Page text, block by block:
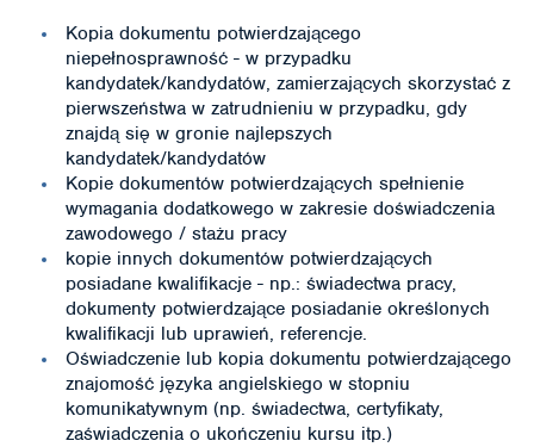
Kopia dokumentu potwierdzającego
niepełnosprawność - w przypadku
kandydatek/kandydatów, zamierzających skorzystać z
pierwszeństwa w zatrudnieniu w przypadku, gdy
znajdą się w gronie najlepszych
kandydatek/kandydatów
Kopie dokumentów potwierdzających spełnienie
wymagania dodatkowego w zakresie doświadczenia
zawodowego / stażu pracy
kopie innych dokumentów potwierdzających
posiadane kwalifikacje - np.: świadectwa pracy,
dokumenty potwierdzające posiadanie określonych
kwalifikacji lub uprawień, referencje.
Oświadczenie lub kopia dokumentu potwierdzającego
znajomość języka angielskiego w stopniu
komunikatywnym (np. świadectwa, certyfikaty,
zaświadczenia o ukończeniu kursu itp.)